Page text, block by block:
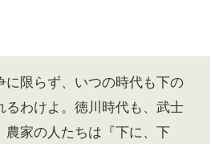
に限らず、いつの時代も下の
るわけよ。徳川時代も、武士
農家の人たちは『下に、下